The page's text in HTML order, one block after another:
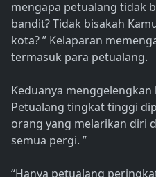
mengapa petualang tidak
bandit? Tidak bisakah
kota? ” Kelaparan
termasuk para petualang.
Keduanya menggelengkan
Petualang tingkat tinggi
orang yang melarikan diri
semua pergi. ”
“Hanya petualang